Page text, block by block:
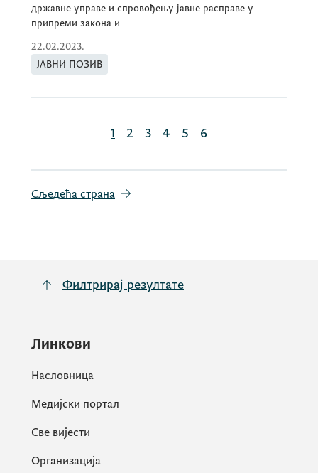
државне управе и спровођењу јавне расправе у
припреми закона и
22.02.2023.
ЈАВНИ ПОЗИВ
1 2 3 4 5 6
Сљедећа страна
Филтрирај резултате
Линкови
Насловница
Медијски портал
Све вијести
Организација